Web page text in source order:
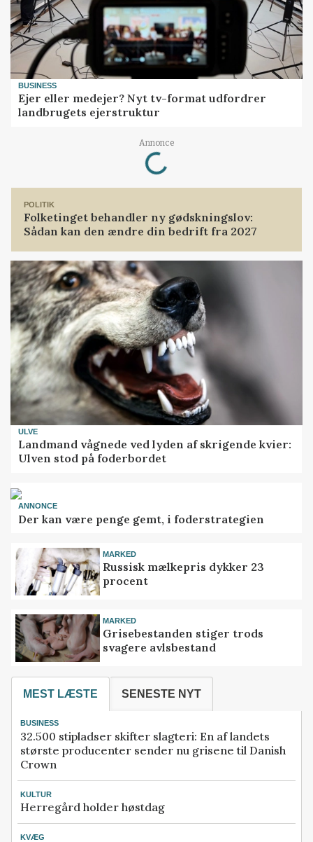
BUSINESS
Ejer eller medejer? Nyt tv-format udfordrer
landbrugets ejerstruktur
Annonce
Loading...
POLITIK
Folketinget behandler ny gødskningslov:
Sådan kan den ændre din bedrift fra 2027
ULVE
Landmand vågnede ved lyden af skrigende kvier:
Ulven stod på foderbordet
ANNONCE
Der kan være penge gemt, i foderstrategien
MARKED
Russisk mælkepris dykker 23
procent
MARKED
Grisebestanden stiger trods
svagere avlsbestand
MEST LÆSTE SENESTE NYT
BUSINESS
32.500 stipladser skifter slagteri: En af landets
største producenter sender nu grisene til Danish
Crown
KULTUR
Herregård holder høstdag
KVÆG